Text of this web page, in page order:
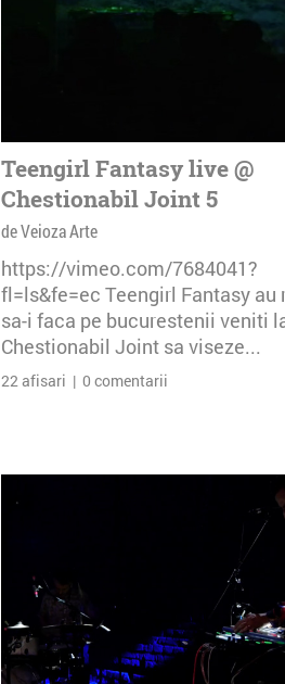
Teengirl Fantasy live @
Chestionabil Joint 5
de Veioza Arte
https://vimeo.com/7684041?
fl=ls&fe=ec Teengirl Fantasy au
sa-i faca pe bucurestenii veniti
Chestionabil Joint sa viseze...
22 afisari | 0 comentarii